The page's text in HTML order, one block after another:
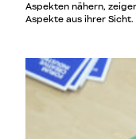
Aspekten nähern,
Aspekte aus ihrer Sicht.